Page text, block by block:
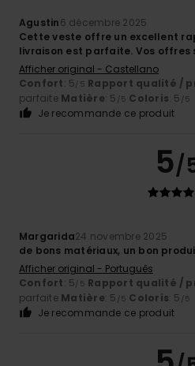
Agustin6 décembre 2025
Cette veste offre un excellent
livraison est parfaite. Vos
Afficher original - Castellano
Confort: 5/5 Rapport qualité /
parfaite Matière: 5 /5 Coloris: 5 /5
Je recommande ce produit
5/
Margarida24 novembre 2025
de bons matériaux, un bon
Afficher original - Português
Confort: 5/5 Rapport qualité /
parfaite Matière: 5 /5 Coloris: 5 /5
Je recommande ce produit